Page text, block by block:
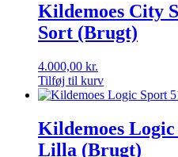
Kildemoes City
Sort (Brugt)
4.000,00 kr.
Tilføj til kurv
Kildemoes
Lilla (Brugt)